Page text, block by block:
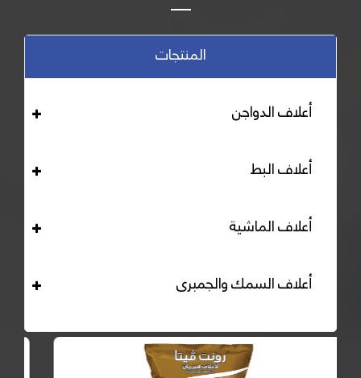
المنتجات
أعلاف الدواجن
أعلاف البط
أعلاف الماشية
أعلاف السمك والجمبرى